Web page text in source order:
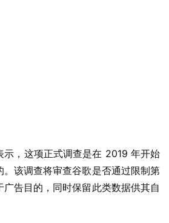
示，这项正式调查是在 2019 年开始
。该调查将审查谷歌是否通过限制第
告目的，同时保留此类数据供其自